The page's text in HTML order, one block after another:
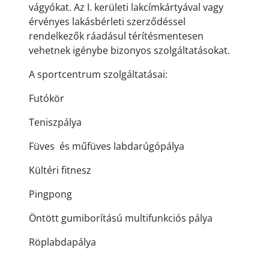
vágyókat. Az I. kerületi lakcímkártyával vagy
érvényes lakásbérleti szerződéssel
rendelkezők ráadásul térítésmentesen
vehetnek igénybe bizonyos szolgáltatásokat.
A sportcentrum szolgáltatásai:
Futókör
Teniszpálya
Füves és műfüves labdarúgópálya
Kültéri fitnesz
Pingpong
Öntött gumiborítású multifunkciós pálya
Röplabdapálya